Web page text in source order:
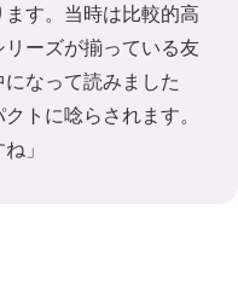
ます。当時は比較的高
ーズが揃っている友
なって読みました
トに唸らされます。
」